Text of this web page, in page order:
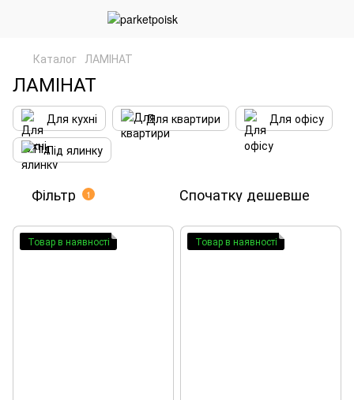
Каталог ЛАМІНАТ
ЛАМІНАТ
Для кухні Для квартири
Для офісу
Під ялинку
Фільтр 1 Спочатку дешевше
Товар в наявності Товар в наявності